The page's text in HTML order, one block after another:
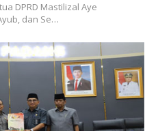
DPRD Mastilizal Aye
dan Se…